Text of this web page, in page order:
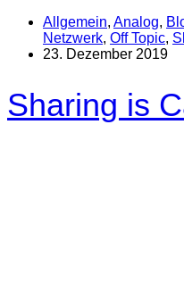
Allgemein, Analog,
Netzwerk, Off Topic,
23. Dezember 2019
Sharing is